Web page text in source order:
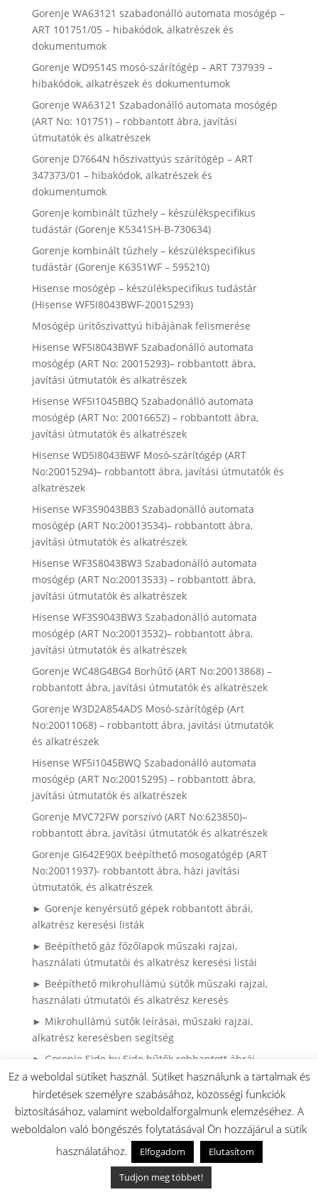
Gorenje WA63121 szabadonálló automata mosógép –
ART 101751/05 – hibakódok, alkatrészek és
dokumentumok
Gorenje WD9514S mosó-szárítógép – ART 737939 –
hibakódok, alkatrészek és dokumentumok
Gorenje WA63121 Szabadonálló automata mosógép
(ART No: 101751) – robbantott ábra, javítási
útmutatók és alkatrészek
Gorenje D7664N hőszivattyús szárítógép – ART
347373/01 – hibakódok, alkatrészek és
dokumentumok
Gorenje kombinált tűzhely – készülékspecifikus
tudástár (Gorenje K5341SH-B-730634)
Gorenje kombinált tűzhely – készülékspecifikus
tudástár (Gorenje K6351WF – 595210)
Hisense mosógép – készülékspecifikus tudástár
(Hisense WF5I8043BWF-20015293)
Mosógép ürítőszivattyú hibájának felismerése
Hisense WF5I8043BWF Szabadonálló automata
mosógép (ART No: 20015293)– robbantott ábra,
javítási útmutatók és alkatrészek
Hisense WF5I1045BBQ Szabadonálló automata
mosógép (ART No: 20016652) – robbantott ábra,
javítási útmutatók és alkatrészek
Hisense WD5I8043BWF Mosó-szárítógép (ART
No:20015294)– robbantott ábra, javítási útmutatók és
alkatrészek
Hisense WF3S9043BB3 Szabadonálló automata
mosógép (ART No:20013534)– robbantott ábra,
javítási útmutatók és alkatrészek
Hisense WF3S8043BW3 Szabadonálló automata
mosógép (ART No:20013533) – robbantott ábra,
javítási útmutatók és alkatrészek
Hisense WF3S9043BW3 Szabadonálló automata
mosógép (ART No:20013532)– robbantott ábra,
javítási útmutatók és alkatrészek
Gorenje WC48G4BG4 Borhűtő (ART No:20013868) –
robbantott ábra, javítási útmutatók és alkatrészek
Gorenje W3D2A854ADS Mosó-szárítógép (Art
No:20011068) – robbantott ábra, javítási útmutatók
és alkatrészek
Hisense WF5I1045BWQ Szabadonálló automata
mosógép (ART No:20015295) – robbantott ábra,
javítási útmutatók és alkatrészek
Gorenje MVC72FW porszívó (ART No:623850)–
robbantott ábra, javítási útmutatók és alkatrészek
Gorenje GI642E90X beépíthető mosogatógép (ART
No:20011937)- robbantott ábra, házi javítási
útmutatók, és alkatrészek
► Gorenje kenyérsütő gépek robbantott ábrái,
alkatrész keresési listák
► Beépíthető gáz főzőlapok műszaki rajzai,
használati útmutatói és alkatrész keresési listái
► Beépíthető mikrohullámú sütők műszaki rajzai,
használati útmutatói és alkatrész keresés
► Mikrohullámú sütők leírásai, műszaki rajzai,
alkatrész keresésben segítség
► Gorenje Side by Side hűtők robbantott ábrái,
használati útmutaóti és alkatrész kereséshez lista
► Gorenje porszívók használati útmutatói,
robbantott ábrái és alkatrész keresés
► Miért rázkódik és vándorol a Gorenje mosógép?
► Gorenje mosógép – teljes útmutató: használat,
hibák, karbantartás
► Külső sütő ajtóüveg csere Gorenje és Mora
Ez a weboldal sütiket használ. Sütiket használunk a tartalmak és
hirdetések személyre szabásához, közösségi funkciók
biztosításához, valamint weboldalforgalmunk elemzéséhez. A
weboldalon való böngészés folytatásával Ön hozzájárul a sütik
használatához.
Elfogadom
Elutasítom
Tudjon meg többet!